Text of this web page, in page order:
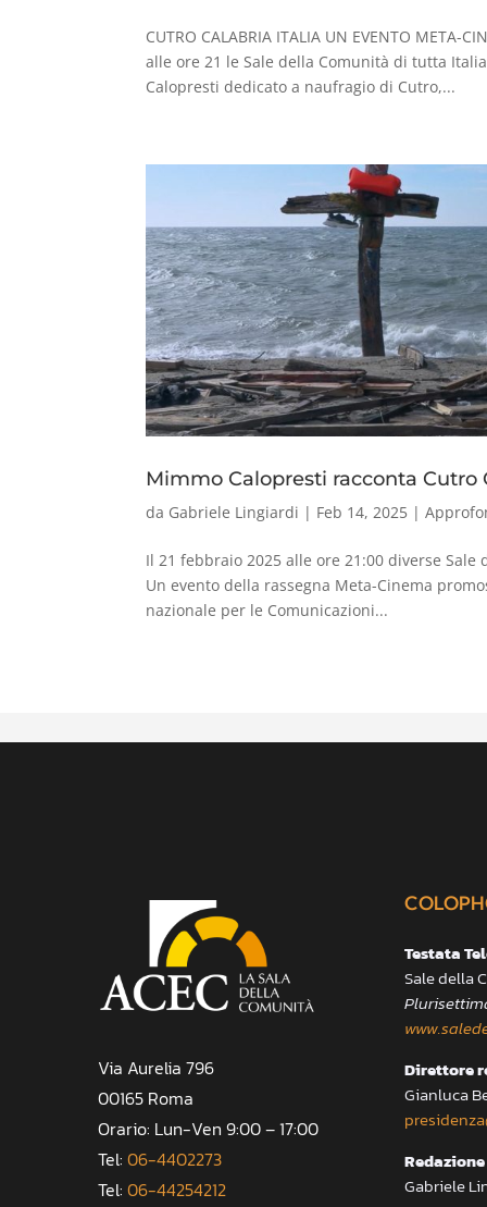
CUTRO CALABRIA ITALIA UN EVENTO META-
alle ore 21 le Sale della Comunità di tutta
Calopresti dedicato a naufragio di Cutro,...
Mimmo Calopresti racconta Cutro
da Gabriele Lingiardi | Feb 14, 2025 |
Il 21 febbraio 2025 alle ore 21:00 diverse
Un evento della rassegna Meta-Cinema
nazionale per le Comunicazioni...
Via Aurelia 796
00165 Roma
Orario: Lun-Ven 9:00 – 17:00
Tel: 06-4402273
Tel: 06-44254212
Testata
Sale della
Direttore
Gianluca
Gabriele